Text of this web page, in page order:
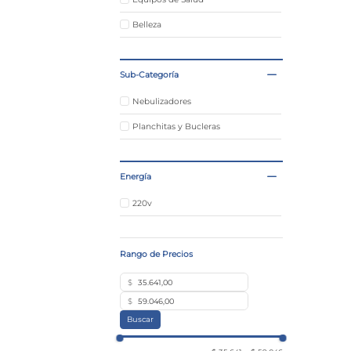
Belleza
Sub-Categoría
Nebulizadores
Planchitas y Bucleras
Energía
220v
$
$
Buscar